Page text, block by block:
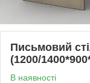
Письмовий
(1200/
В наявності